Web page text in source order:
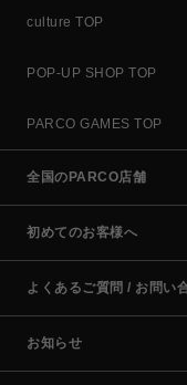
culture TOP
POP-UP SHOP TOP
PARCO GAMES TOP
全国のPARCO店舗
初めてのお客様へ
よくあるご質問 / お問い
お知らせ